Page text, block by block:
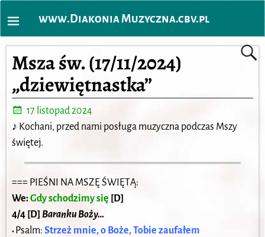
www.Diakonia Muzyczna.cbv.pl
Msza św. (17/11/2024)
„dziewiętnastka”
17 listopad 2024
♪ Kochani, przed nami posługa muzyczna podczas Mszy
świętej.
=== PIEŚNI NA MSZĘ ŚWIĘTĄ:
We:Gdy schodzimy się [D]
4/4 [D] Baranku Boży…
• Psalm: Strzeż mnie, o Boże, Tobie zaufałem